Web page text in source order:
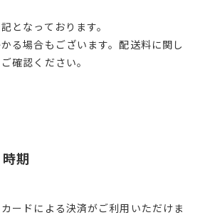
となっております。
る場合もございます。配送料に関し
確認ください。
期
ードによる決済がご利用いただけま